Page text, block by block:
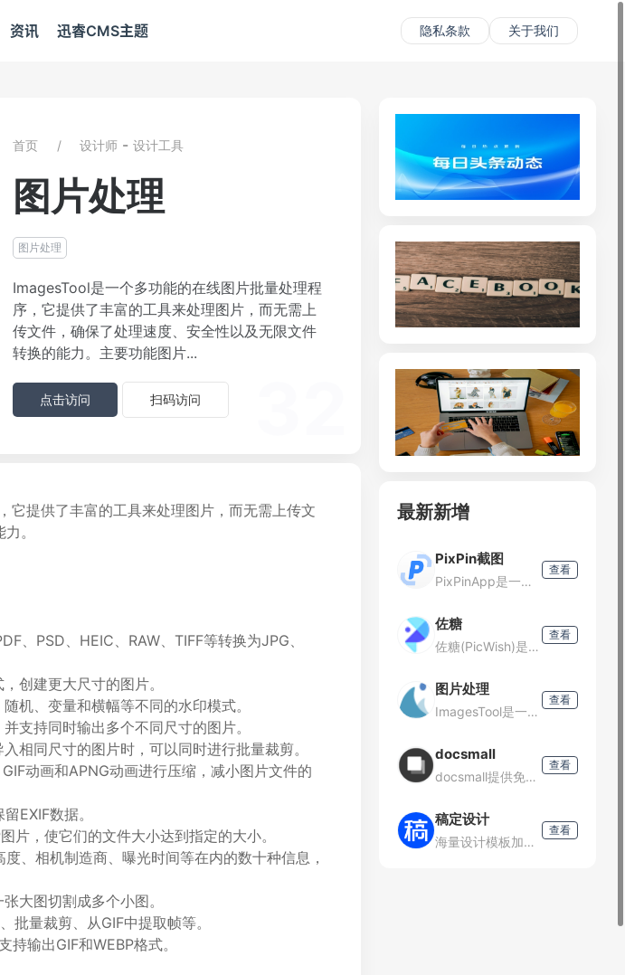
资讯 迅睿CMS主题 隐私条款 关于我们
首页 设计师 - 设计工具
图片处理
图片处理
ImagesTool是一个多功能的在线图片批量处理程
序，它提供了丰富的工具来处理图片，而无需上
传文件，确保了处理速度、安全性以及无限文件
转换的能力。主要功能图片...
点击访问 扫码访问
它提供了丰富的工具来处理图片，而无需上传文
。
、PSD、HEIC、RAW、TIFF等转换为JPG、
创建更大尺寸的图片。
机、变量和横幅等不同的水印模式。
支持同时输出多个不同尺寸的图片。
相同尺寸的图片时，可以同时进行批量裁剪。
动画和APNG动画进行压缩，减小图片文件的
EXIF数据。
片，使它们的文件大小达到指定的大小。
、相机制造商、曝光时间等在内的数十种信息，
大图切割成多个小图。
批量裁剪、从GIF中提取帧等。
输出GIF和WEBP格式。
最新新增
PixPin截图
PixPinApp是一款功能强大的截图工具，它不仅支持基础的截图功能，还提供了贴图、长截图、文字识别、标注等高级功能，旨在帮助用户提高工作和学习的效率。主要功能截图：支持自由选择区域或自动探
查看
佐糖
佐糖(PicWish)是一款智能AI图像处理平台，支持在线抠图、去水印、模糊照片变清晰、无损放大、图片裁剪、图片压缩和黑白照片上色等功能，一键就能制作出精美图片，提高图片编辑效率。
查看
图片处理
ImagesTool是一个多功能的在线图片批量处理程序，它提供了丰富的工具来处理图片，而无需上传文件，确保了处理速度、安全性以及无限文件转换的能力。主要功能图片转换：支持超过60种图片格式的
查看
docsmall
docsmall提供免费的在线图片、GIF、PDF处理，包括图片压缩、裁剪、改尺寸，PDF合并、分割、压缩、页面调整等功能。
查看
稿定设计
海量设计模板加持不会PS也能轻松搞定设计，在线设计海报、简历、PPT、名片、宣传单、邀请函、Logo等多种设计需求场景，3秒抠图、批量套版、AI辅助设计实用便捷。海量正版授权资源，商用无忧。
查看